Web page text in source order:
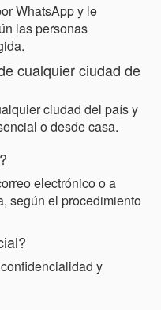
WhatsApp y le
las personas
cualquier ciudad de
ciudad del país y
o desde casa.
electrónico o a
según el procedimiento
y